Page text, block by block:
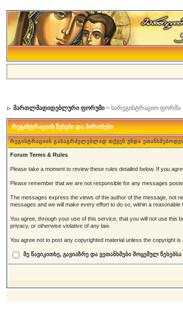
მართლმადიდებლური ფორუმი > სარეგისტრაციო ფორმა
რეგისტრაციის წესები და პირობები
რეგისტრაციის გასაგრძელებლად თქვენ უნდა
Forum Terms & Rules
Please take a moment to review these rules detailed below. If you
Please remember that we are not responsible for any messages
The messages express the views of the author of the message, not
messages and we will make every effort to do so, within a
You agree, through your use of this service, that you will not use this
privacy, or otherwise violative of any law.
You agree not to post any copyrighted material unless the copyright
მე წავიკითხე, გავიაზრე და ვეთანხმები მოცემულ